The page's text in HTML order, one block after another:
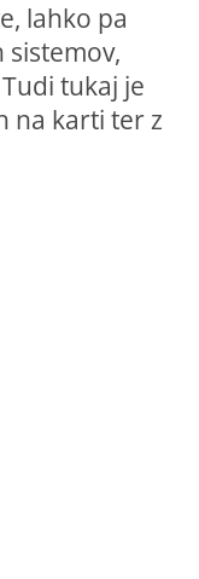
lahko pa
tukaj je
na karti ter z